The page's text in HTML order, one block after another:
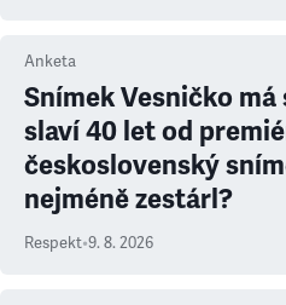
Anketa
Snímek Vesničko
slaví 40 let od
československý
nejméně zestárl?
Respekt•9. 8. 2026